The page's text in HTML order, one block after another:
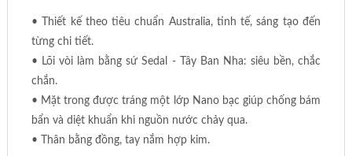
• Thiết kế theo tiêu chuẩn Australia, tinh tế, sáng tạo đến
từng chi tiết.
• Lõi vòi làm bằng sứ Sedal - Tây Ban Nha: siêu bền, chắc
chắn.
• Mặt trong được tráng một lớp Nano bạc giúp chống bám
bẩn và diệt khuẩn khi nguồn nước chảy qua.
• Thân bằng đồng, tay nắm hợp kim.